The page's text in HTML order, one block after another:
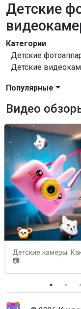
Детские
Категории
Детские
Детские
Популярные
Видео
Детские камеры.
📷